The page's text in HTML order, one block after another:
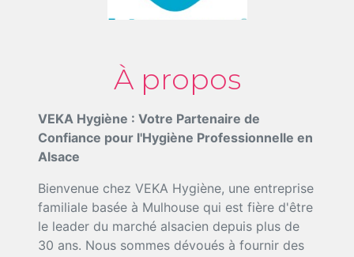
À propos
VEKA Hygiène : Votre Partenaire de
Confiance pour l'Hygiène Professionnelle en
Alsace
Bienvenue chez VEKA Hygiène, une entreprise
familiale basée à Mulhouse qui est fière d'être
le leader du marché alsacien depuis plus de
30 ans. Nous sommes dévoués à fournir des